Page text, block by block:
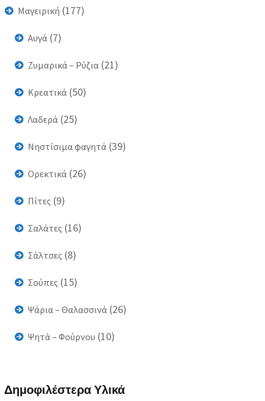
Μαγειρική (177)
Αυγά (7)
Ζυμαρικά – Ρύζια (21)
Κρεατικά (50)
Λαδερά (25)
Νηστίσιμα φαγητά (39)
Ορεκτικά (26)
Πίτες (9)
Σαλάτες (16)
Σάλτσες (8)
Σούπες (15)
Ψάρια – Θαλασσινά (26)
Ψητά – Φούρνου (10)
Δημοφιλέστερα Υλικά